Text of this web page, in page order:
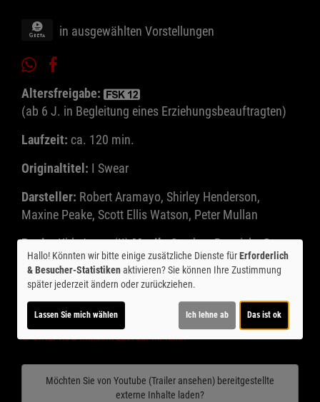
in ausgewählten Vorstellungen
Altersfreigabe:
(ab 6 J. in Begleitung eines Erziehungsbeauftragten)
Laufzeit: ca. 120 min.
Originaltitel: I Swear
Darsteller: Robert Aramayo, Shirley Henderson,
Maxine Peake, Scott Ellis Watson, Peter Mullan
Regie:Kirk Jones (II)Musik:Stephen RennicksGenre:
DramaLand: Großbritannien 2025 Verleih: Wild
Bunch/Central
Inhalte zum Teil von
© CINEPROG ...macht Lust auf Ihr Kino!
Möchten Sie von Youtube (Trailer ansehen) bereitgestellte
externe Inhalte laden?
Hallo! Könnten wir bitte einige zusätzliche Dienste fürErforderlich
& Besucher-Statistikenaktivieren? Sie können Ihre Zustimmung
später jederzeit ändern oder zurückziehen.
Lassen Sie mich wählen Ich lehne ab Das ist ok